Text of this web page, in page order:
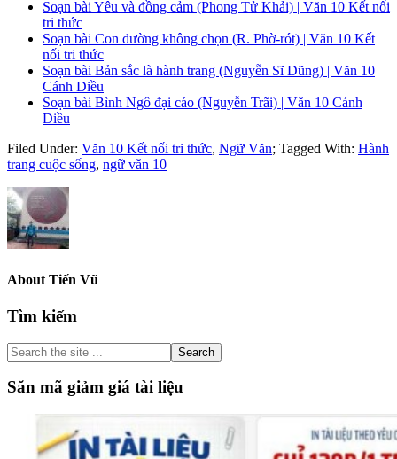
Soạn bài Yêu và đồng cảm (Phong Tử Khải) | Văn 10 Kết nối
tri thức
Soạn bài Con đường không chọn (R. Phờ-rót) | Văn 10 Kết
nối tri thức
Soạn bài Bản sắc là hành trang (Nguyễn Sĩ Dũng) | Văn 10
Cánh Diều
Soạn bài Bình Ngô đại cáo (Nguyễn Trãi) | Văn 10 Cánh
Diều
Filed Under: Văn 10 Kết nối tri thức, Ngữ Văn; Tagged With: Hành
trang cuộc sống, ngữ văn 10
About Tiến Vũ
Primary
Sidebar
Tìm kiếm
Search
the
site
...
Săn mã giảm giá tài liệu